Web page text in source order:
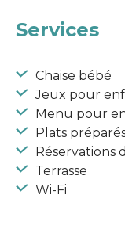
Services
Chaise bébé
Jeux pour
Menu pour
Plats
Réservations
Terrasse
Wi-Fi